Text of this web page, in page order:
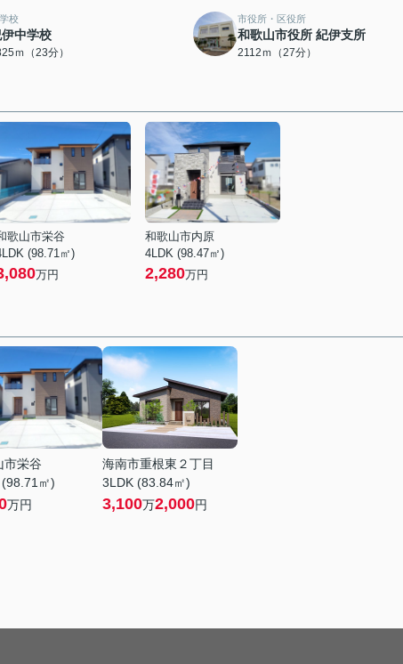
校
中学校
ｍ（23分）
市役所・区役所
和歌山市役所 紀伊支所
2112ｍ（27分）
歌山市栄谷
(98.71㎡)
万円
和歌山市内原
4LDK (98.47㎡)
2,280万円
市栄谷
㎡)
万円
海南市重根東２丁目
3LDK (83.84㎡)
3,100万2,000円